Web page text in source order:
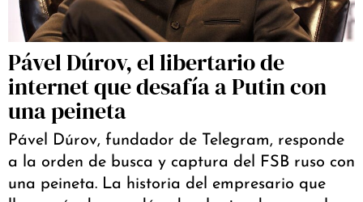
Pável Dúrov, el libertario de
internet que desafía a Putin con
una peineta
Pável Dúrov, fundador de Telegram, responde
a la orden de busca y captura del FSB ruso con
una peineta. La historia del empresario que